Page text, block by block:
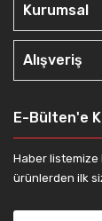
Kurumsal
Alışveriş
E-Bülten'e
Haber listemize
ürünlerden ilk